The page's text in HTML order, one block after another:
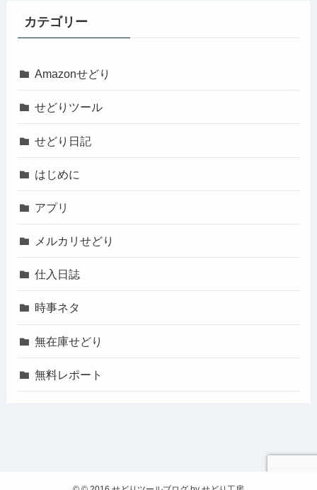
カテゴリー
Amazonせどり
せどりツール
せどり日記
はじめに
アプリ
メルカリせどり
仕入日誌
時事ネタ
無在庫せどり
無料レポート